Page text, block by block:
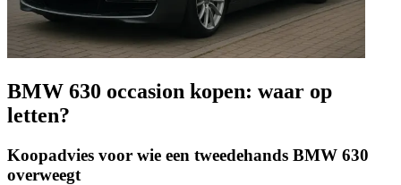
BMW 630 occasion kopen: waar op
letten?
Koopadvies voor wie een tweedehands BMW 630
overweegt